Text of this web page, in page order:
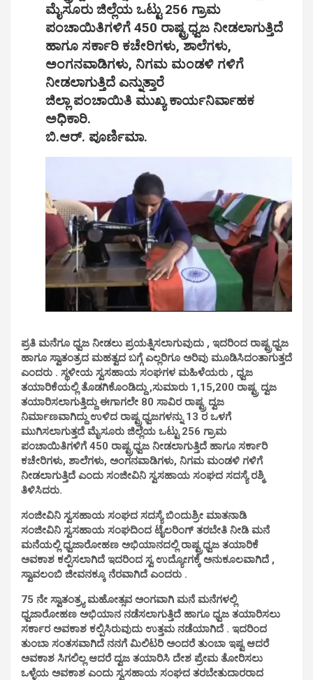
ಮೈಸೂರು ಜಿಲ್ಲೆಯ ಒಟ್ಟು 256 ಗ್ರಾಮ
ಪಂಚಾಯಿತಿಗಳಿಗೆ 450 ರಾಷ್ಟ್ರಧ್ವಜ ನೀಡಲಾಗುತ್ತಿದೆ
ಹಾಗೂ ಸರ್ಕಾರಿ ಕಚೇರಿಗಳು, ಶಾಲೆಗಳು,
ಅಂಗನವಾಡಿಗಳು, ನಿಗಮ ಮಂಡಳಿ ಗಳಿಗೆ
ನೀಡಲಾಗುತ್ತಿದೆ ಎನ್ನುತ್ತಾರೆ
ಜಿಲ್ಲಾ ಪಂಚಾಯಿತಿ ಮುಖ್ಯ ಕಾರ್ಯನಿರ್ವಾಹಕ
ಅಧಿಕಾರಿ.
ಬಿ.ಆರ್. ಪೂರ್ಣಿಮಾ.
ಪ್ರತಿ ಮನೆಗೂ ಧ್ವಜ ನೀಡಲು ಪ್ರಯತ್ನಿಸಲಾಗುವುದು , ಇದರಿಂದ ರಾಷ್ಟ್ರಧ್ವಜ
ಹಾಗೂ ಸ್ವಾತಂತ್ರದ ಮಹತ್ವದ ಬಗ್ಗೆ ಎಲ್ಲರಿಗೂ ಅರಿವು ಮೂಡಿಸಿದಂತಾಗುತ್ತದೆ
ಎಂದರು . ಸ್ಥಳೀಯ ಸ್ವಸಹಾಯ ಸಂಘಗಳ ಮಹಿಳೆಯರು , ಧ್ವಜ
ತಯಾರಿಕೆಯಲ್ಲಿ ತೊಡಗಿಕೊಂಡಿದ್ದು ,ಸುಮಾರು 1,15,200 ರಾಷ್ಟ್ರ ದ್ವಜ
ತಯಾರಿಸಲಾಗುತ್ತಿದ್ದು ಈಗಾಗಲೇ 80 ಸಾವಿರ ರಾಷ್ಟ್ರ ದ್ವಜ
ನಿರ್ಮಾಣವಾಗಿದ್ದು ಉಳಿದ ರಾಷ್ಟ್ರಧ್ವಜಗಳನ್ನು 13 ರ ಒಳಗೆ
ಮುಗಿಸಲಾಗುತ್ತದೆ ಮೈಸೂರು ಜಿಲ್ಲೆಯ ಒಟ್ಟು 256 ಗ್ರಾಮ
ಪಂಚಾಯಿತಿಗಳಿಗೆ 450 ರಾಷ್ಟ್ರಧ್ವಜ ನೀಡಲಾಗುತ್ತಿದೆ ಹಾಗೂ ಸರ್ಕಾರಿ
ಕಚೇರಿಗಳು, ಶಾಲೆಗಳು, ಅಂಗನವಾಡಿಗಳು, ನಿಗಮ ಮಂಡಳಿ ಗಳಿಗೆ
ನೀಡಲಾಗುತ್ತಿದೆ ಎಂದು ಸಂಜೀವಿನಿ ಸ್ವಸಹಾಯ ಸಂಘದ ಸದಸ್ಯೆ ರಶ್ಮಿ
ತಿಳಿಸಿದರು.
ಸಂಜೀವಿನಿ ಸ್ವಸಹಾಯ ಸಂಘದ ಸದಸ್ಯೆ ಬಿಂದುಶ್ರೀ ಮಾತನಾಡಿ
ಸಂಜೀವಿನಿ ಸ್ವಸಹಾಯ ಸಂಘದಿಂದ ಟೈಲರಿಂಗ್ ತರಬೇತಿ ನೀಡಿ ಮನೆ
ಮನೆಯಲ್ಲಿ ಧ್ವಜಾರೋಹಣ ಅಭಿಯಾನದಲ್ಲಿ ರಾಷ್ಟ್ರಧ್ವಜ ತಯಾರಿಕೆ
ಅವಕಾಶ ಕಲ್ಪಿಸಲಾಗಿದೆ ಇದರಿಂದ ಸ್ವ ಉದ್ಯೋಗಕ್ಕೆ ಅನುಕೂಲವಾಗಿದೆ ,
ಸ್ವಾವಲಂಬಿ ಜೀವನಕ್ಕೂ ನೆರವಾಗಿದೆ ಎಂದರು .
75 ನೇ ಸ್ವಾತಂತ್ರ್ಯ ಮಹೋತ್ಸವ ಅಂಗವಾಗಿ ಮನೆ ಮನೆಗಳಲ್ಲಿ
ಧ್ವಜಾರೋಹಣ ಅಭಿಯಾನ ನಡೆಸಲಾಗುತ್ತಿದೆ ಹಾಗೂ ಧ್ವಜ ತಯಾರಿಸಲು
ಸರ್ಕಾರ ಅವಕಾಶ ಕಲ್ಪಿಸಿರುವುದು ಉತ್ತಮ ನಡೆಯಾಗಿದೆ . ಇದರಿಂದ
ತುಂಬಾ ಸಂತಸವಾಗಿದೆ ನನಗೆ ಮಿಲಿಟರಿ ಅಂದರೆ ತುಂಬಾ ಇಷ್ಟ ಆದರೆ
ಅವಕಾಶ ಸಿಗಲಿಲ್ಲ ಆದರೆ ದ್ವಜ ತಯಾರಿಸಿ ದೇಶ ಪ್ರೇಮ ತೋರಿಸಲು
ಒಳ್ಳೆಯ ಅವಕಾಶ ಎಂದು ಸ್ವಸಹಾಯ ಸಂಘದ ತರಬೇತುದಾರರಾದ